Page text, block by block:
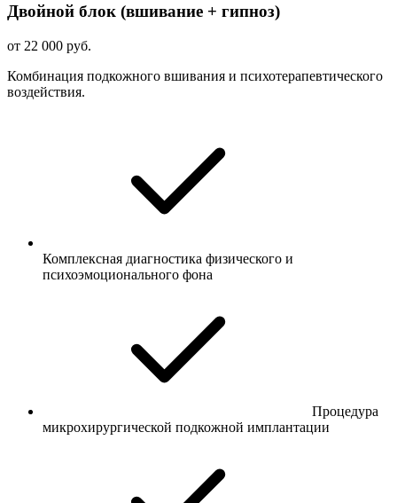
Двойной блок (вшивание + гипноз)
от 22 000 руб.
Комбинация подкожного вшивания и психотерапевтического
воздействия.
Комплексная диагностика физического и
психоэмоционального фона
Процедура
микрохирургической подкожной имплантации